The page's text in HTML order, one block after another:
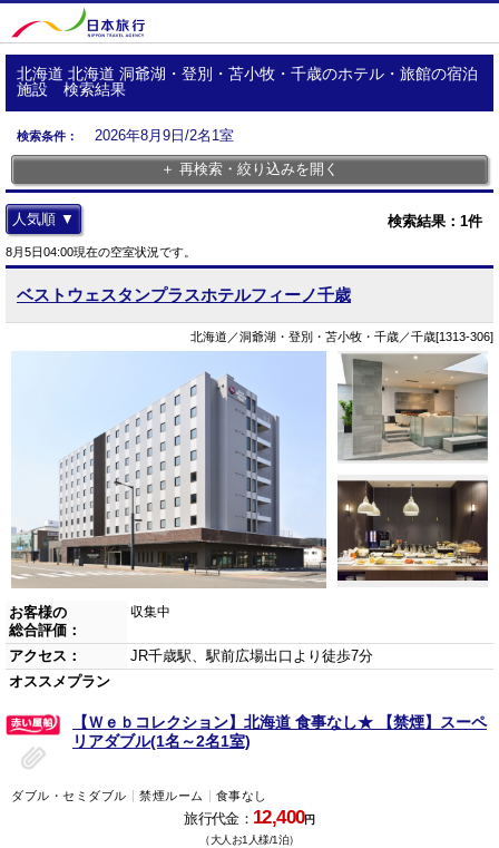
北海道 北海道 洞爺湖・登別・苫小牧・千歳のホテル・旅館の宿泊
施設 検索結果
検索条件：
2026年8月9日/2名1室
＋ 再検索・絞り込みを開く
検索結果： 1件
人気順 ▼
8月5日04:00現在の空室状況です。
ベストウェスタンプラスホテルフィーノ千歳
北海道／洞爺湖・登別・苫小牧・千歳／千歳[1313-306]
お客様の
総合評価：
収集中
アクセス：
JR千歳駅、駅前広場出口より徒歩7分
オススメプラン
【Ｗｅｂコレクション】北海道 食事なし★ 【禁煙】スーペ
リアダブル(1名～2名1室)
ダブル・セミダブル 禁煙ルーム 食事なし
旅行代金： 12,400円
（大人お1人様/1泊）